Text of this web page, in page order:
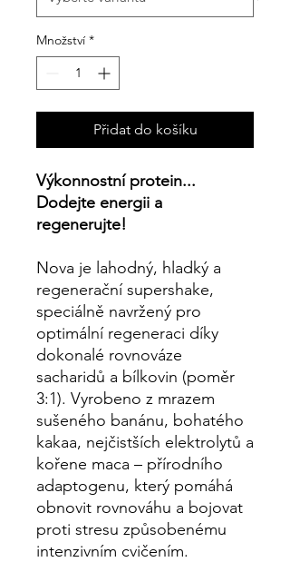
Množství *
Přidat do košíku
Výkonnostní protein...
Dodejte energii a
regenerujte!
Nova je lahodný, hladký a
regenerační supershake,
speciálně navržený pro
optimální regeneraci díky
dokonalé rovnováze
sacharidů a bílkovin (poměr
3:1). Vyrobeno z mrazem
sušeného banánu, bohatého
kakaa, nejčistších elektrolytů a
kořene maca – přírodního
adaptogenu, který pomáhá
obnovit rovnováhu a bojovat
proti stresu způsobenému
intenzivním cvičením.